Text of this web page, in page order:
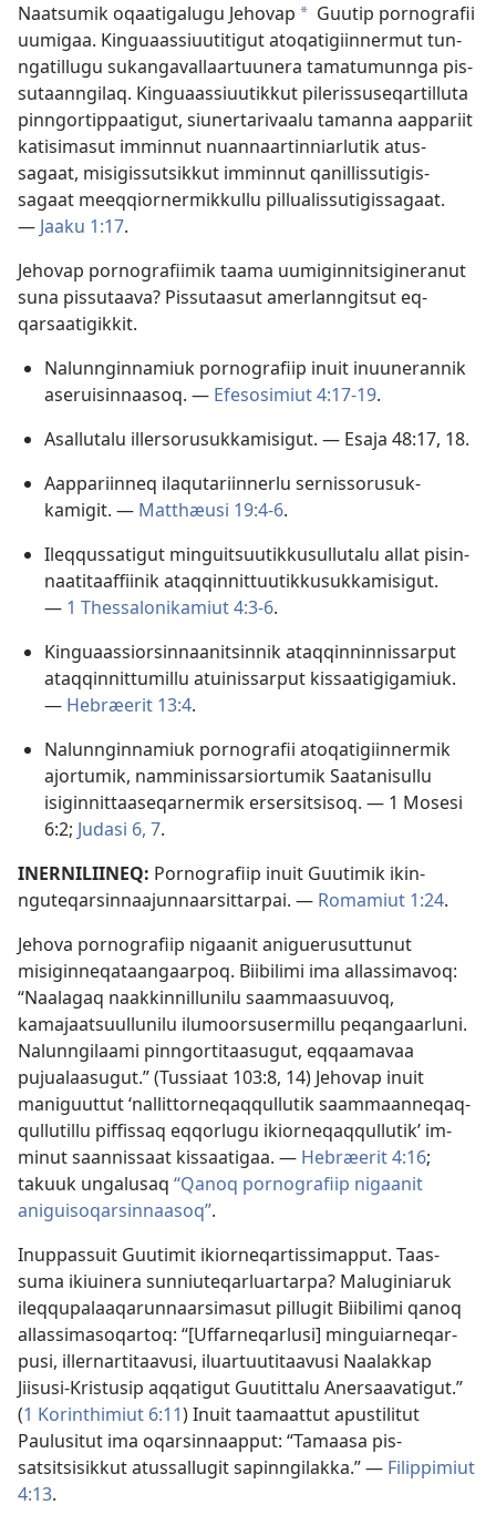
Naatsumik oqaatigalugu Jehovap * Guutip por­nografii
uumigaa. Kinguaas­siuutitigut atoqatigiin­nermut tun­
ngatil­lugu sukangaval­laar­tuunera tamatumun­nga pis­
sutaan­ngilaq. Kinguaas­siuutik­kut pileris­suseqar­til­luta
pin­ngor­tip­paatigut, siuner­tarivaalu taman­na aap­pariit
katisimasut im­min­nut nuan­naar­tin­niarlutik atus­
sagaat, misigis­sutsik­kut im­min­nut qanil­lis­sutigis­
sagaat meeq­qior­nermik­kul­lu pil­lualis­sutigis­sagaat.
— Jaaku 1:17.
Jehovap por­nografiimik taama uumigin­nitsigineranut
suna pis­sutaava? Pis­sutaasut amerlan­ngitsut eq­
qarsaatigik­kit.
Nalun­ngin­namiuk por­nografiip inuit inuuneran­nik
aseruisin­naasoq. — Efesosimiut 4:17-19.
Asal­lutalu il­lersorusuk­kamisigut. — Esaja 48:17, 18.
Aap­pariin­neq ilaqutariin­nerlu ser­nis­sorusuk­
kamigit. — Mat­thæusi 19:4-6.
Ileq­qus­satigut minguitsuutik­kusul­lutalu al­lat pisin­
naatitaaf­fiinik ataq­qin­nit­tuutik­kusuk­kamisigut.
— 1 Thes­salonikamiut 4:3-6.
Kinguaas­siorsin­naanitsin­nik ataq­qin­nin­nis­sar­put
ataq­qin­nit­tumil­lu atuinis­sar­put kis­saatigigamiuk.
— Hebræerit 13:4.
Nalun­ngin­namiuk por­nografii atoqatigiin­nermik
ajor­tumik, nam­minis­sarsior­tumik Saatanisul­lu
isigin­nit­taaseqar­nermik ersersitsisoq. — 1 Mosesi
6:2; Judasi 6, 7.
INER­NILIINEQ: Por­nografiip inuit Guutimik ikin­
nguteqarsin­naajun­naarsit­tar­pai. — Romamiut 1:24.
Jehova por­nografiip nigaanit aniguerusut­tunut
misigin­neqataangaar­poq. Biibilimi ima al­las­simavoq:
“Naalagaq naak­kin­nil­lunilu saam­maasuuvoq,
kamajaatsuul­lunilu ilumoorsusermil­lu peqangaarluni.
Nalun­ngilaami pin­ngor­titaasugut, eq­qaamavaa
pujualaasugut.” (Tus­siaat 103:8, 14) Jehovap inuit
maniguut­tut ‘nal­lit­tor­neqaq­qul­lutik saam­maan­neqaq­
qul­lutil­lu pif­fis­saq eq­qorlugu ikior­neqaq­qul­lutik’ im­
minut saan­nis­saat kis­saatigaa. — Hebræerit 4:16;
takuuk ungalusaq “Qanoq por­nografiip nigaanit
aniguisoqarsin­naasoq”.
Inup­pas­suit Guutimit ikior­neqar­tis­simap­put. Taas­
suma ikiuinera sun­niuteqarluar­tar­pa? Maluginiaruk
ileq­qupalaaqarun­naarsimasut pil­lugit Biibilimi qanoq
al­las­simasoqar­toq: “[Uf­far­neqarlusi] minguiar­neqar­
pusi, il­ler­nar­titaavusi, iluar­tuutitaavusi Naalak­kap
Jiisusi-Kristusip aq­qatigut Guutit­talu Anersaavatigut.”
(1 Korinthimiut 6:11) Inuit taamaat­tut apustilitut
Paulusitut ima oqarsin­naap­put: “Tamaasa pis­
satsitsisik­kut atus­sal­lugit sapin­ngilak­ka.” — Filip­pimiut
4:13.